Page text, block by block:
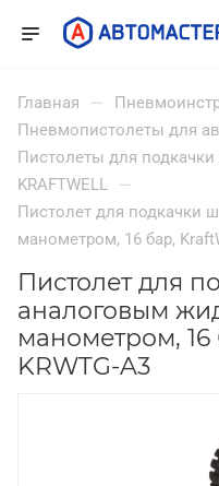
Главная —
Пневмопистолеты для
Пистолеты для
KRAFTWELL —
Пистолет для подкачки
манометром, 16 бар,
Пистолет для
аналоговым
манометром,
KRWTG-A3